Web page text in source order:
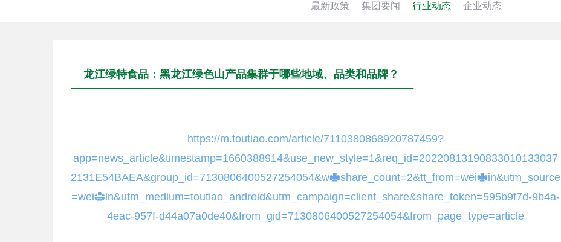
最新政策 集团要闻 行业动态 企业动态
龙江绿特食品：黑龙江绿色山产品集群于哪些地域、品类和品牌？
https://m.toutiao.com/article/7110380868920787459?
app=news_article&timestamp=1660388914&use_new_style=1&req_id=20220813190833010133037
2131E54BAEA&group_id=7130806400527254054&wxshare_count=2&tt_from=weixin&utm_source
=weixin&utm_medium=toutiao_android&utm_campaign=client_share&share_token=595b9f7d-9b4a-
4eac-957f-d44a07a0de40&from_gid=7130806400527254054&from_page_type=article